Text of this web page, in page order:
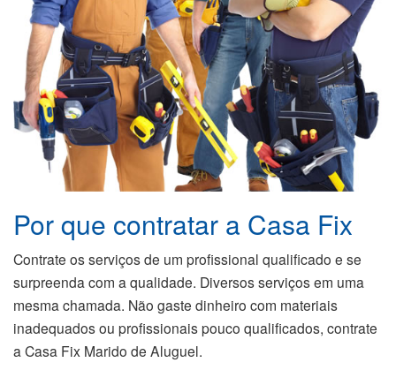
Por que contratar a Casa Fix
Contrate os serviços de um profissional qualificado e se
surpreenda com a qualidade. Diversos serviços em uma
mesma chamada. Não gaste dinheiro com materiais
inadequados ou profissionais pouco qualificados, contrate
a Casa Fix Marido de Aluguel.